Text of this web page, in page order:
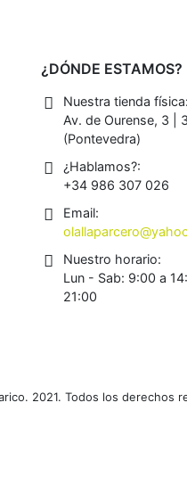
¿DÓNDE ESTAMOS?
Nuestra tienda física:
Av. de Ourense, 3 |
(Pontevedra)
¿Hablamos?:
+34 986 307 026
Email:
Nuestro horario:
Lun - Sab: 9:00 a
21:00
2021. Todos los derechos